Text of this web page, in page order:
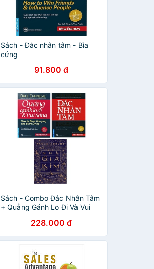
Sách - Đắc nhân tâm - Bìa
cứng
91.800 đ
Sách - Combo Đắc Nhân Tâm
+ Quẳng Gánh Lo Đi Và Vui
228.000 đ